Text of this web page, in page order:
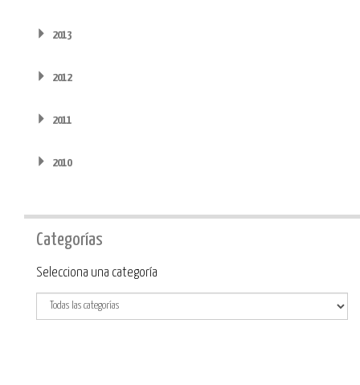
2013
2012
2011
2010
Categorías
Categoría
Selecciona una categoría